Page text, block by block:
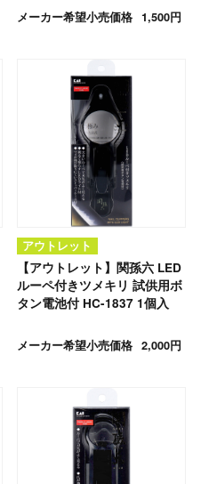
メーカー希望小売価格 1,500円
アウトレット
【アウトレット】関孫六 LED
ルーペ付きツメキリ 試供用ボ
タン電池付 HC-1837 1個入
メーカー希望小売価格 2,000円